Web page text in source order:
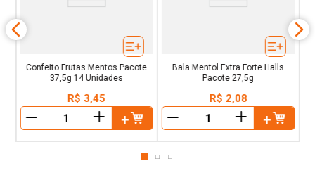
Confeito Frutas Mentos Pacote
37,5g 14 Unidades
R$ 3,45
＋
Bala Mentol Extra Forte Halls
Pacote 27,5g
R$ 2,08
＋